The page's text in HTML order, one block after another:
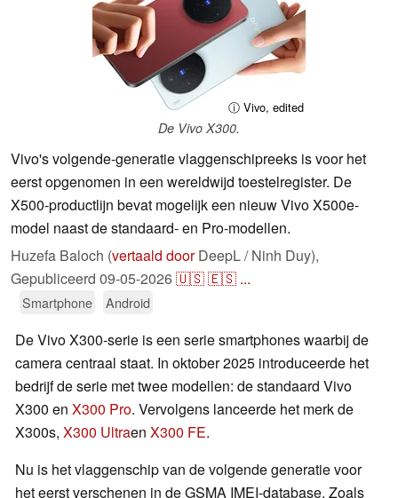
ⓘ Vivo, edited
De Vivo X300.
Vivo's volgende-generatie vlaggenschipreeks is voor het
eerst opgenomen in een wereldwijd toestelregister. De
X500-productlijn bevat mogelijk een nieuw Vivo X500e-
model naast de standaard- en Pro-modellen.
Huzefa Baloch (vertaald doorDeepL / Ninh Duy),
Gepubliceerd 09-05-2026🇺🇸🇪🇸 ...
Smartphone Android
De Vivo X300-serie is een serie smartphones waarbij de
camera centraal staat. In oktober 2025 introduceerde het
bedrijf de serie met twee modellen: de standaard Vivo
X300 en X300 Pro. Vervolgens lanceerde het merk de
X300s, X300 Ultraen X300 FE.
Nu is het vlaggenschip van de volgende generatie voor
het eerst verschenen in de GSMA IMEI-database. Zoals